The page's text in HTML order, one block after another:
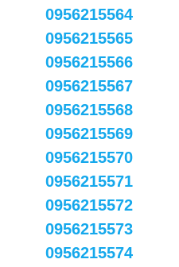
0956215564
0956215565
0956215566
0956215567
0956215568
0956215569
0956215570
0956215571
0956215572
0956215573
0956215574